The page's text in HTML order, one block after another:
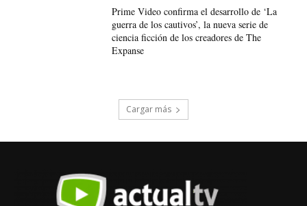
Prime Video confirma el desarrollo de ‘La
guerra de los cautivos’, la nueva serie de
ciencia ficción de los creadores de The
Expanse
Cargar más